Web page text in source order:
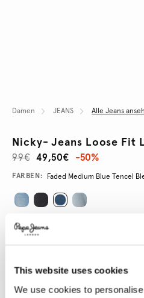
This website uses cookies
We use cookies to
Damen JEANS Alle Jeans
Nicky- Jeans Loose Fit
49,50€
99€ -50%
Promotions
Variations
FARBEN: Faded Medium Blue Tencel
GRÖßE AUSWÄHLEN:
29 30 31